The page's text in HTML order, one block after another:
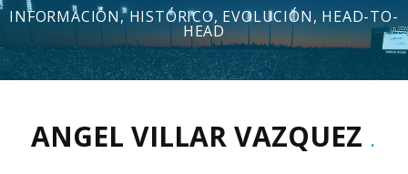
INFORMACIÓN, HISTÓRICO, EVOLUCIÓN, HEAD-TO-
HEAD
ANGEL VILLAR VAZQUEZ .